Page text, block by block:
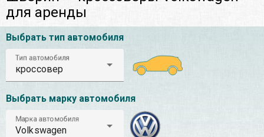
для аренды
Выбрать тип автомобиля
Тип автомобиля
кроссовер
Выбрать марку автомобиля
Марка автомобиля
Volkswagen